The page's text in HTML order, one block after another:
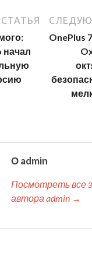
начал
OnePlus
О admin
Посмотреть все
автора admin →